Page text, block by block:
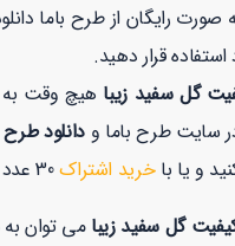
صورت رایگان از طرح باما
قرار دهید.
گل سفید زیبا هیچ وقت به
سایت طرح باما و دانلود
خرید اشتراک30 عدد فایل رایگان دانلود کنید.
گل سفید زیبا می توان به